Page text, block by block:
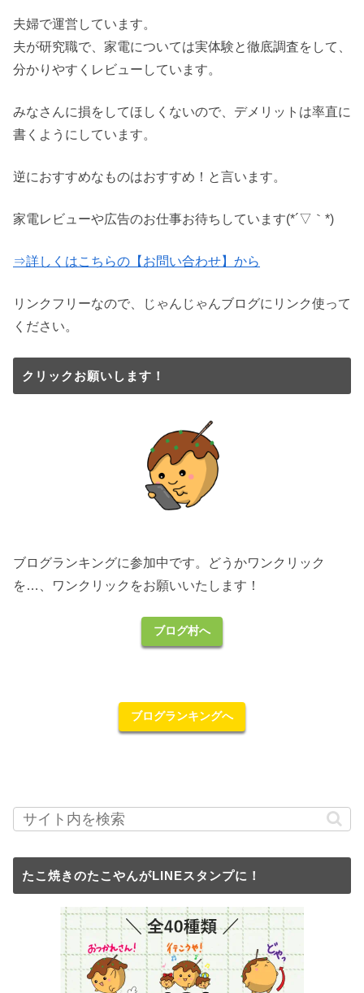
夫婦で運営しています。
夫が研究職で、家電については実体験と徹底調査をして、
分かりやすくレビューしています。
みなさんに損をしてほしくないので、デメリットは率直に
書くようにしています。
逆におすすめなものはおすすめ！と言います。
家電レビューや広告のお仕事お待ちしています(*´▽｀*)
⇒詳しくはこちらの【お問い合わせ】から
リンクフリーなので、じゃんじゃんブログにリンク使って
ください。
クリックお願いします！
ブログランキングに参加中です。どうかワンクリック
を…、ワンクリックをお願いいたします！
ブログ村へ
ブログランキングへ
たこ焼きのたこやんがLINEスタンプに！